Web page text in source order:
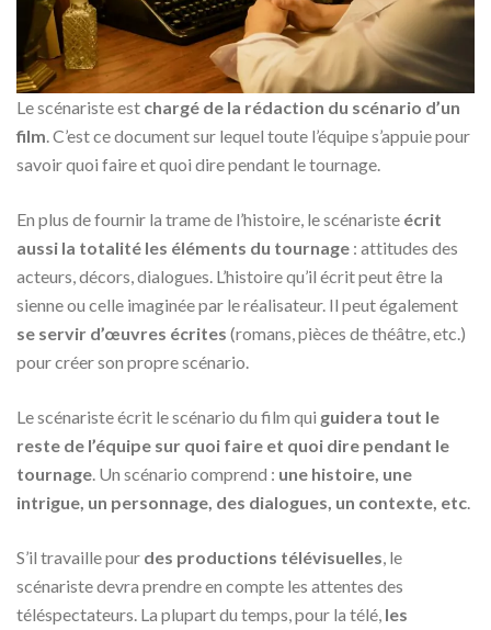
Le scénariste est chargé de la rédaction du scénario d’un
film . C’est ce document sur lequel toute l’équipe s’appuie pour
savoir quoi faire et quoi dire pendant le tournage.
En plus de fournir la trame de l’histoire, le scénariste écrit
aussi la totalité les éléments du tournage : attitudes des
acteurs, décors, dialogues. L’histoire qu’il écrit peut être la
sienne ou celle imaginée par le réalisateur. Il peut également
se servir d’œuvres écrites (romans, pièces de théâtre, etc.)
pour créer son propre scénario.
Le scénariste écrit le scénario du film qui guidera tout le
reste de l’équipe sur quoi faire et quoi dire pendant le
tournage . Un scénario comprend : une histoire, une
intrigue, un personnage, des dialogues, un contexte, etc
S’il travaille pour des productions télévisuelles , le
scénariste devra prendre en compte les attentes des
téléspectateurs. La plupart du temps, pour la télé, les